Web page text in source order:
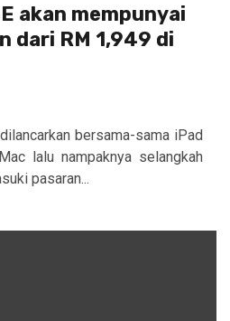
akan mempunyai
dari RM 1,949 di
bersama-sama iPad
lalu nampaknya selangkah
pasaran...